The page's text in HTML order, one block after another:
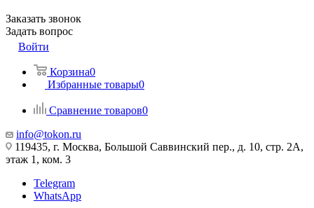
Заказать звонок
Задать вопрос
Войти
Корзина0
Избранные товары0
Сравнение товаров0
info@tokon.ru
119435, г. Москва, Большой Саввинский пер., д. 10, стр. 2А,
этаж 1, ком. 3
Telegram
WhatsApp